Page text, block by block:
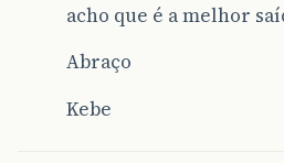
acho que é a melhor
Abraço
Kebe